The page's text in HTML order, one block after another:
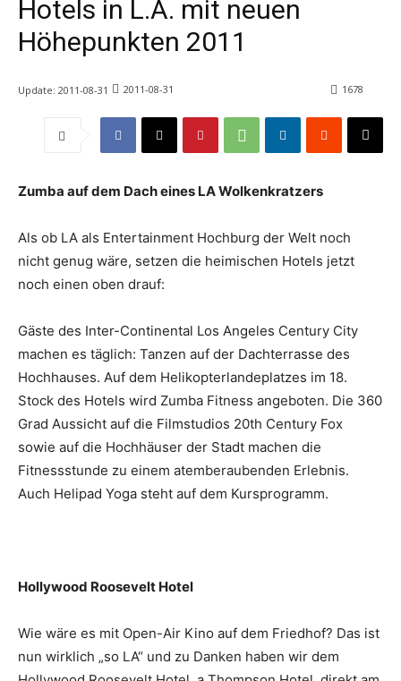
Hotels in L.A. mit neuen
Höhepunkten 2011
Update: 2011-08-31 2011-08-31 1678
Zumba auf dem Dach eines LA Wolkenkratzers
Als ob LA als Entertainment Hochburg der Welt noch
nicht genug wäre, setzen die heimischen Hotels jetzt
noch einen oben drauf:
Gäste des Inter-Continental Los Angeles Century City
machen es täglich: Tanzen auf der Dachterrasse des
Hochhauses. Auf dem Helikopterlandeplatzes im 18.
Stock des Hotels wird Zumba Fitness angeboten. Die 360
Grad Aussicht auf die Filmstudios 20th Century Fox
sowie auf die Hochhäuser der Stadt machen die
Fitnessstunde zu einem atemberaubenden Erlebnis.
Auch Helipad Yoga steht auf dem Kursprogramm.
Hollywood Roosevelt Hotel
Wie wäre es mit Open-Air Kino auf dem Friedhof? Das ist
nun wirklich „so LA“ und zu Danken haben wir dem